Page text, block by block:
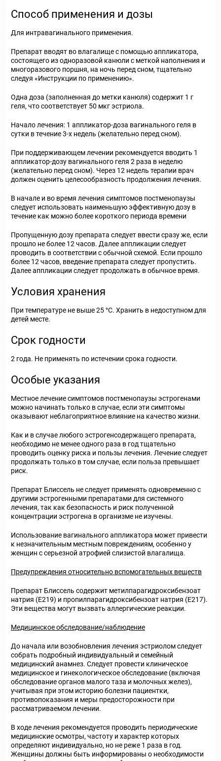
Способ применения и дозы
Для интравагинального применения.
Препарат вводят во влагалище с помощью аппликатора,
состоящего из одноразовой канюли с меткой наполнения и
многоразового поршня, на ночь перед сном, тщательно
следуя «Инструкции по применению».
Одна доза (заполненная до метки канюля) содержит 1 г
геля, что соответствует 50 мкг эстриола.
Начало лечения: 1 аппликатор-доза вагинального геля в
сутки в течение 3-х недель (желательно перед сном).
При поддерживающем лечении рекомендуется вводить 1
аппликатор-дозу вагинального геля 2 раза в неделю
(желательно перед сном). Через 12 недель терапии врач
должен оценить целесообразность продолжения лечения.
В начале и во время лечения симптомов постменопаузы
следует использовать наименьшую эффективную дозу в
течение как можно более короткого периода времени
Пропущенную дозу препарата следует ввести сразу же, если
прошло не более 12 часов. Далее аппликации следует
проводить в соответствии с обычной схемой. Если прошло
более 12 часов, введение препарата следует пропустить.
Далее аппликации следует продолжать в обычное время.
Условия хранения
При температуре не выше 25 °С. Хранить в недоступном для
детей месте.
Срок годности
2 года. Не применять по истечении срока годности.
Особые указания
Местное лечение симптомов постменопаузы эстрогенами
можно начинать только в случае, если эти симптомы
оказывают неблагоприятное влияние на качество жизни.
Как и в случае любого эстрогенсодержащего препарата,
необходимо не менее одного раза в год тщательно
проводить оценку риска и пользы лечения. Лечение следует
продолжать только в том случае, если польза превышает
риск.
Препарат Блиссель не следует применять одновременно с
другими эстрогенными препаратами для системного
лечения, так как безопасность и риск полученной
концентрации эстрогена в организме не изучены.
Использование вагинального аппликатора может привести
к незначительным местным повреждениям, особенно у
женщин с серьезной атрофией слизистой влагалища.
Предупреждения относительно вспомогательных веществ
Препарат Блиссель содержит метилпарагидроксибензоат
натрия (Е219) и пропилпарагидроксибензоат натрия (Е217).
Эти вещества могут вызвать аллергические реакции.
Медицинское обследование/наблюдение
До начала или возобновления лечения эстриолом следует
собрать подробный индивидуальный и семейный
медицинский анамнез. Следует провести клиническое
медицинское и гинекологическое обследование (включая
обследование органов малого таза и молочных желез),
учитывая при этом историю болезни пациентки,
противопоказания и меры предосторожности при
рассматриваемом лечении.
В ходе лечения рекомендуется проводить периодические
медицинские осмотры, частоту и характер которых
определяют индивидуально, но не реже 1 раза в год.
Женщины должны быть информированы о необходимости